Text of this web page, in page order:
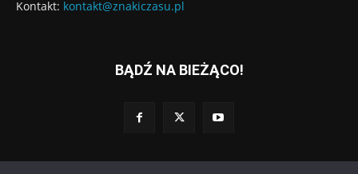
Kontakt: kontakt@znakiczasu.pl
BĄDŹ NA BIEŻĄCO!